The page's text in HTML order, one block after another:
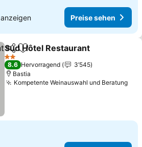
anzeigen Preise sehen
TeilenZu Favoriten hinzufügen
Sud Hôtel Restaurant
2 Sterne
8.6 Hervorragend
3’545
Bastia
Kompetente Weinauswahl und Beratung